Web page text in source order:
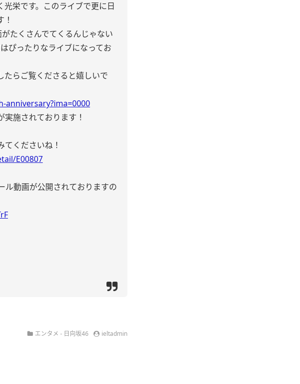
栄です。このライブで更に日
たくさんでてくるんじゃない
ぴったりなライブになってお
たらご覧くださると嬉しいで
施されております！
くださいね！
E00807
ル動画が公開されておりますの
エンタメ - 日向坂46 ieltadmin